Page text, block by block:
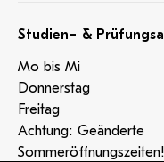
Studien- &
Mo bis Mi
Donnerstag
Freitag
Achtung: Geänderte
Sommeröffnungszeiten!